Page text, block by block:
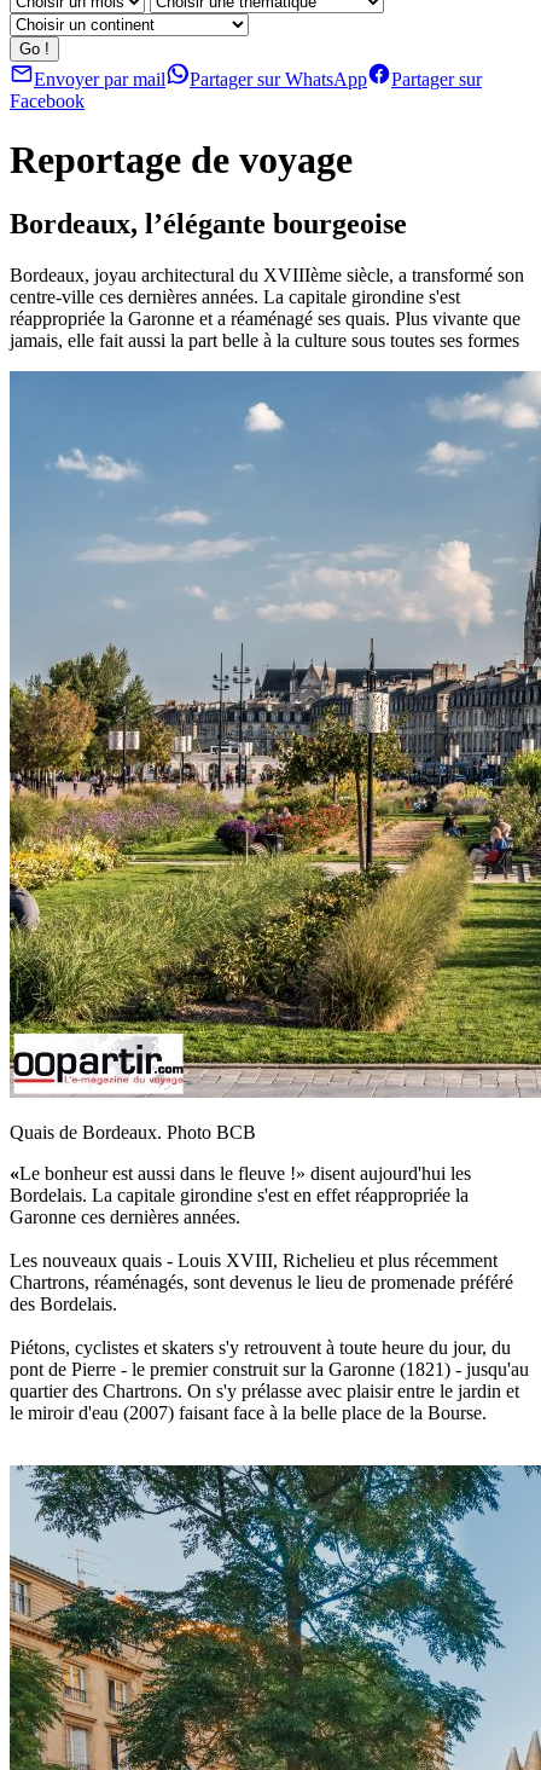
Envoyer par mail Partager sur WhatsApp
Partager sur
Facebook
Reportage de voyage
Bordeaux, l’élégante bourgeoise
Bordeaux, joyau architectural du XVIIIème siècle, a transformé son
centre-ville ces dernières années. La capitale girondine s'est
réappropriée la Garonne et a réaménagé ses quais. Plus vivante que
jamais, elle fait aussi la part belle à la culture sous toutes ses formes
Quais de Bordeaux. Photo BCB
«Le bonheur est aussi dans le fleuve !» disent aujourd'hui les
Bordelais. La capitale girondine s'est en effet réappropriée la
Garonne ces dernières années.
Les nouveaux quais - Louis XVIII, Richelieu et plus récemment
Chartrons, réaménagés, sont devenus le lieu de promenade préféré
des Bordelais.
Piétons, cyclistes et skaters s'y retrouvent à toute heure du jour, du
pont de Pierre - le premier construit sur la Garonne (1821) - jusqu'au
quartier des Chartrons. On s'y prélasse avec plaisir entre le jardin et
le miroir d'eau (2007) faisant face à la belle place de la Bourse.